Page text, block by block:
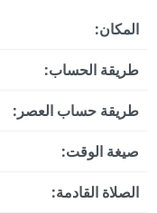
المكان:
طريقة الحساب:
طريقة حساب العصر:
صيغة الوقت:
الصلاة القادمة: